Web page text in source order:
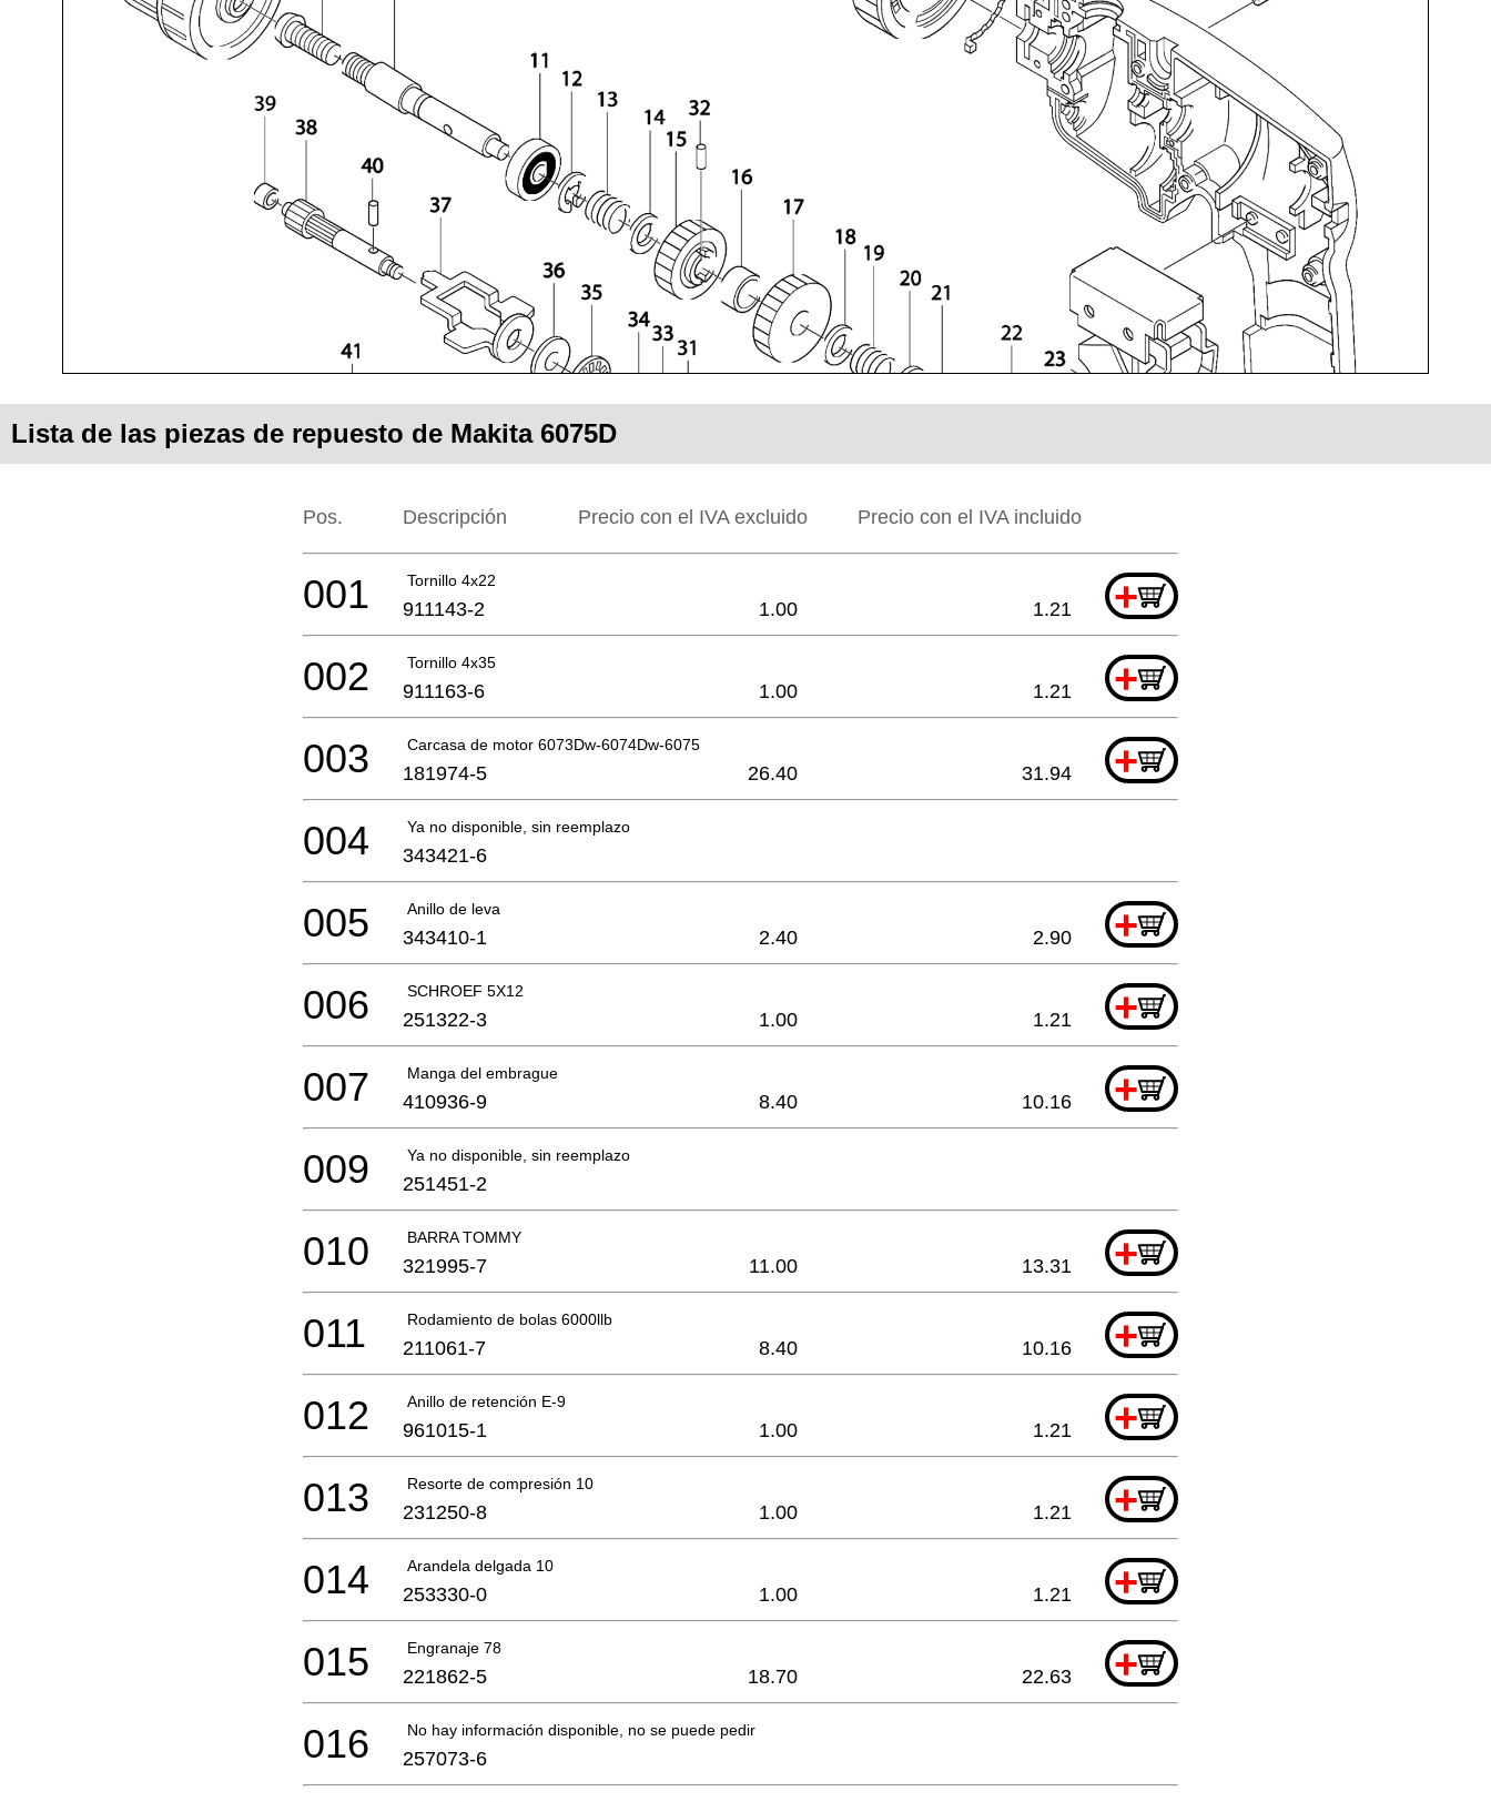
Lista de las piezas de repuesto de Makita 6075D
Pos. Descripción Precio con el IVA excluido Precio con el IVA incluido
Tornillo 4x22 +
001 911143-2 1.00 1.21
Tornillo 4x35 +
002 911163-6 1.00 1.21
Carcasa de motor 6073Dw-6074Dw-6075 +
003 181974-5 26.40 31.94
Ya no disponible, sin reemplazo
004 343421-6
Anillo de leva +
005 343410-1 2.40 2.90
SCHROEF 5X12 +
006 251322-3 1.00 1.21
Manga del embrague +
007 410936-9 8.40 10.16
Ya no disponible, sin reemplazo
009 251451-2
BARRA TOMMY +
010 321995-7 11.00 13.31
Rodamiento de bolas 6000llb +
011 211061-7 8.40 10.16
Anillo de retención E-9 +
012 961015-1 1.00 1.21
Resorte de compresión 10 +
013 231250-8 1.00 1.21
Arandela delgada 10 +
014 253330-0 1.00 1.21
Engranaje 78 +
015 221862-5 18.70 22.63
No hay información disponible, no se puede pedir
016 257073-6